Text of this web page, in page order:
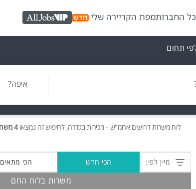
כל החברותמפת הקריירה שלי AllJobs VIP
תחום
איפה?
לוח משרותדרושים אחמ"ש - מכירות בגדרה, לחיפוש זה נמצאו4 משרות
מיין לפי: הכי חדש הכי מתאים
משרות בלוח החם